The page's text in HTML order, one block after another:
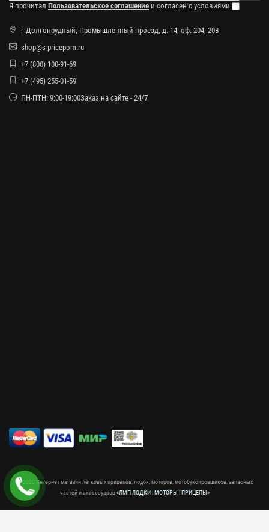
Я прочитал Пользовательское соглашение и согласен с условиями
г.Долгопрудный, Промышленный проезд, д. 14, оф. 204, 208
shop@s-pricepom.ru
+7 (800) 100-91-69
+7 (495) 255-01-59
ПН-ПТН: 9:00-19:00Заказ на сайте - 24/7
© 2020 Интернет магазин легковых прицепов, лодок, моторов, мотобуксировщиков, запасных
частей и аксессуаров«ЛМП ЛОДКИ | МОТОРЫ | ПРИЦЕПЫ»